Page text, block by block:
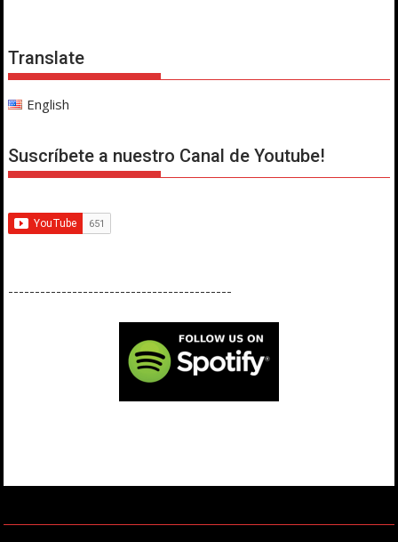
Translate
English
Suscríbete a nuestro Canal de Youtube!
------------------------------------------